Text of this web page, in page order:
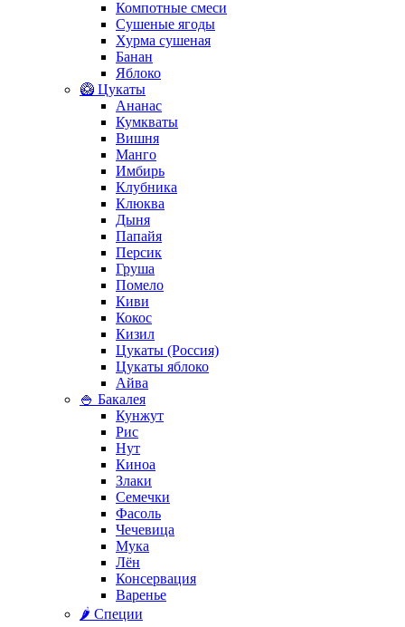
Компотные смеси
Сушеные ягоды
Хурма сушеная
Банан
Яблоко
🥝 Цукаты
Ананас
Кумкваты
Вишня
Манго
Имбирь
Клубника
Клюква
Дыня
Папайя
Персик
Груша
Помело
Киви
Кокос
Кизил
Цукаты (Россия)
Цукаты яблоко
Айва
🍚 Бакалея
Кунжут
Рис
Нут
Киноа
Злаки
Семечки
Фасоль
Чечевица
Мука
Лён
Консервация
Варенье
🌶️ Специи